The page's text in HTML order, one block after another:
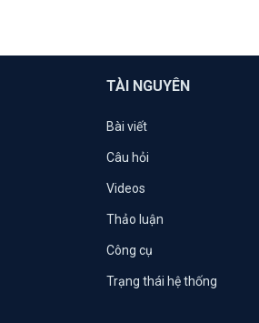
TÀI NGUYÊN
Bài viết
Câu hỏi
Videos
Thảo luận
Công cụ
Trạng thái hệ thống